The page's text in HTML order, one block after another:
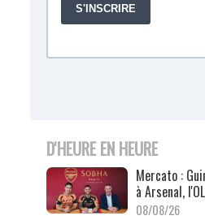
D'HEURE EN HEURE
Mercato :
à Arsenal,
08/08/26